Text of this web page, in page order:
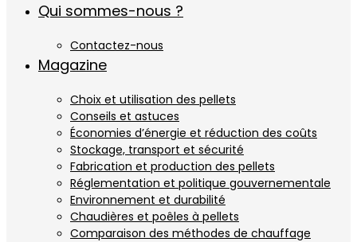
Qui sommes-nous ?
Contactez-nous
Magazine
Choix et utilisation des pellets
Conseils et astuces
Économies d’énergie et réduction des coûts
Stockage, transport et sécurité
Fabrication et production des pellets
Réglementation et politique gouvernementale
Environnement et durabilité
Chaudières et poêles à pellets
Comparaison des méthodes de chauffage